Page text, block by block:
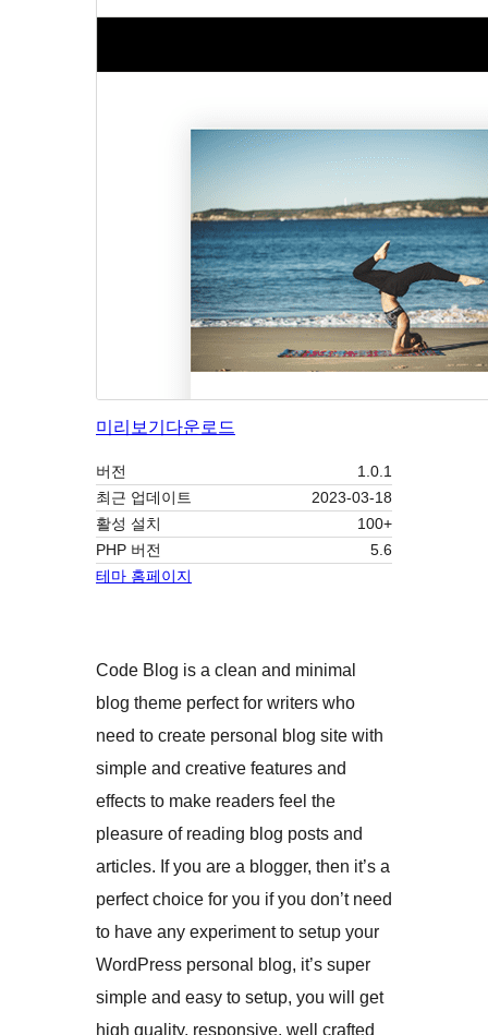
미리보기 다운로드
버전
1.0.1
최근 업데이트
2023-03-18
활성 설치
100+
PHP 버전
5.6
테마 홈페이지
Code Blog is a clean and minimal
blog theme perfect for writers who
need to create personal blog site with
simple and creative features and
effects to make readers feel the
pleasure of reading blog posts and
articles. If you are a blogger, then it’s a
perfect choice for you if you don’t need
to have any experiment to setup your
WordPress personal blog, it’s super
simple and easy to setup, you will get
high quality, responsive, well crafted